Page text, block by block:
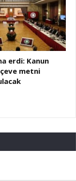
erdi: Kanun
metni